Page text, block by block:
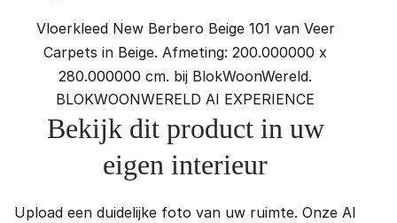
Vloerkleed New Berbero Beige 101 van Veer
Carpets in Beige. Afmeting: 200.000000 x
280.000000 cm. bij BlokWoonWereld.
BLOKWOONWERELD AI EXPERIENCE
Bekijk dit product in uw
eigen interieur
Upload een duidelijke foto van uw ruimte. Onze AI